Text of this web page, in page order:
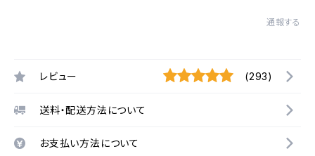
通報する
レビュー (293)
送料・配送方法について
お支払い方法について